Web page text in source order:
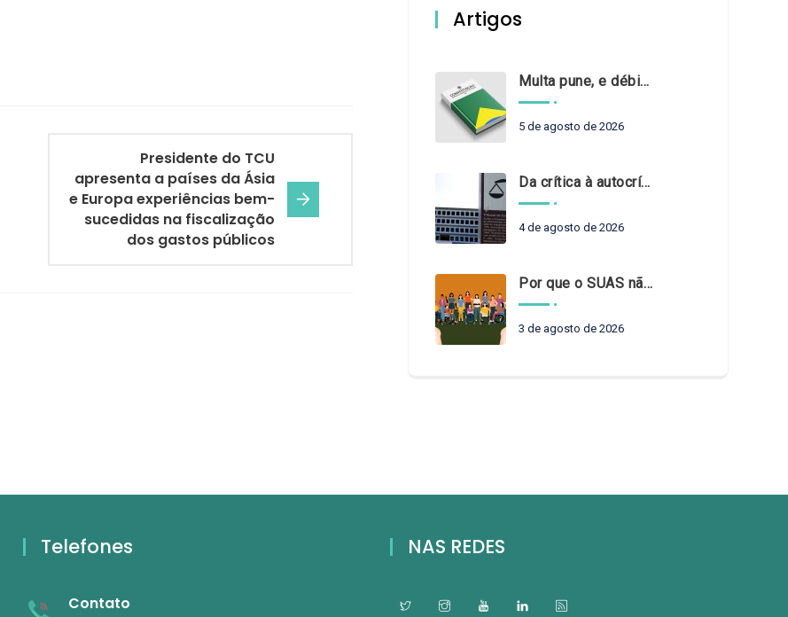
Presidente do TCU
apresenta a países da Ásia
e Europa experiências bem-
sucedidas na fiscalização
dos gastos públicos
Artigos
Multa pune, e débito recompõe. § 3º do art. 71 da Constituição: um problema de legística formal
5 de agosto de 2026
Da crítica à autocrítica: Tribunais de Contas sob um novo olhar?
4 de agosto de 2026
Por que o SUAS não pode esperar?
3 de agosto de 2026
Telefones
Contato
NAS REDES